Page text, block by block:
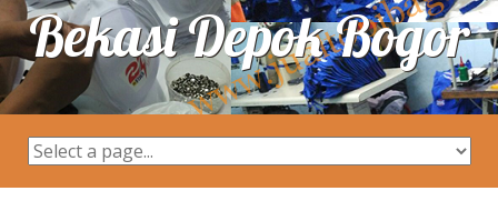
Bekasi Depok Bogor